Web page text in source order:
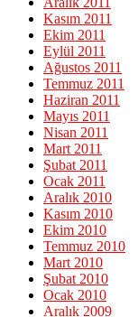
Kasım 2011
Ekim 2011
Eylül 2011
Ağustos 2011
Temmuz 2011
Haziran 2011
Mayıs 2011
Nisan 2011
Mart 2011
Şubat 2011
Ocak 2011
Aralık 2010
Kasım 2010
Ekim 2010
Temmuz 2010
Mart 2010
Şubat 2010
Ocak 2010
Aralık 2009